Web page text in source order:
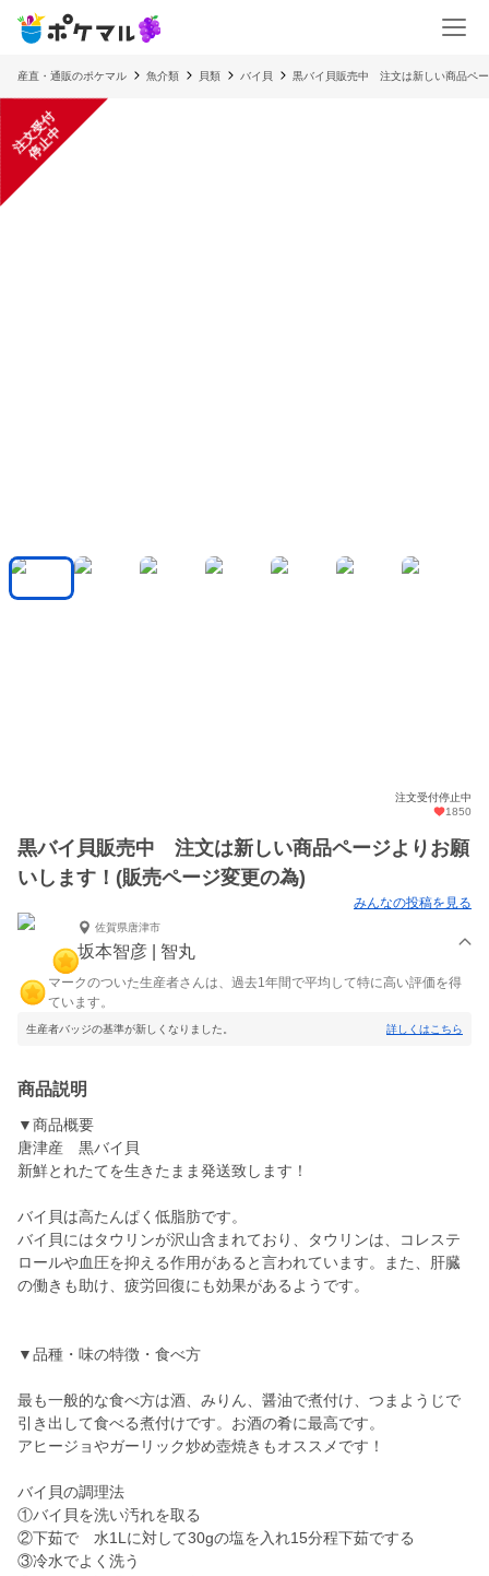
産直・通販のポケマル 魚介類 貝類 バイ貝 黒バイ貝販売中 注文は新しい商品ペ
注
文
受
付
停
止
中
注文受付停止中
1850
黒バイ貝販売中 注文は新しい商品ページよりお願
いします！(販売ページ変更の為)
みんなの投稿を見る
佐賀県唐津市
坂本智彦 | 智丸
マークのついた生産者さんは、過去1年間で平均して特に高い評価を得
ています。
生産者バッジの基準が新しくなりました。 詳しくはこちら
商品説明
▼商品概要
唐津産 黒バイ貝
新鮮とれたてを生きたまま発送致します！
バイ貝は高たんぱく低脂肪です。
バイ貝にはタウリンが沢山含まれており、タウリンは、コレステ
ロールや血圧を抑える作用があると言われています。また、肝臓
の働きも助け、疲労回復にも効果があるようです。
▼品種・味の特徴・食べ方
最も一般的な食べ方は酒、みりん、醤油で煮付け、つまようじで
引き出して食べる煮付けです。お酒の肴に最高です。
アヒージョやガーリック炒め壺焼きもオススメです！
バイ貝の調理法
①バイ貝を洗い汚れを取る
②下茹で 水1Lに対して30gの塩を入れ15分程下茹でする
③冷水でよく洗う